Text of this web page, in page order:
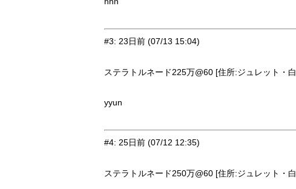
#3: 23日前 (07/13 15:04)
ステラトルネード225万@60 [住所:ジュレット・
yyun
#4: 25日前 (07/12 12:35)
ステラトルネード250万@60 [住所:ジュレット・